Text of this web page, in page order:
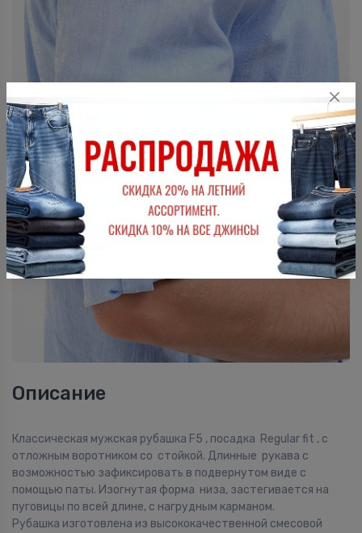
Описание
Классическая мужская рубашка F5 , посадка Regular fit , с
отложным воротником со стойкой. Длинные рукава с
возможностью зафиксировать в подвернутом виде с
помощью паты. Изогнутая форма низа, застегивается на
пуговицы по всей длине, с нагрудным карманом.
Рубашка изготовлена из высококачественной смесовой